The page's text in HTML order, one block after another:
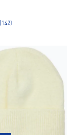
(142)